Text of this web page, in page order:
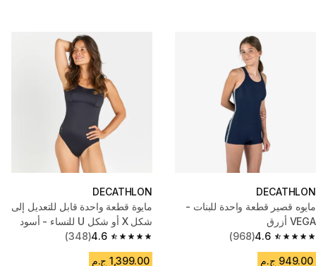
DECATHLON
مايوه قصير قطعة واحدة للبنات -
VEGA أزرق
4.6
4.6 out of 5 stars from 968 reviews
(968)
949.00 ج.م
DECATHLON
مايوة قطعة واحدة قابل للتعديل إلى
شكل X أو شكل U للنساء - أسود
4.6
4.6 out of 5 stars from 348 reviews
(348)
1,399.00 ج.م